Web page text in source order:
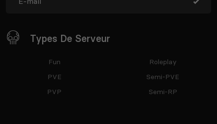
Types De Serveur
Fun
PVE
PVP
Roleplay
Semi-PVE
Semi-RP